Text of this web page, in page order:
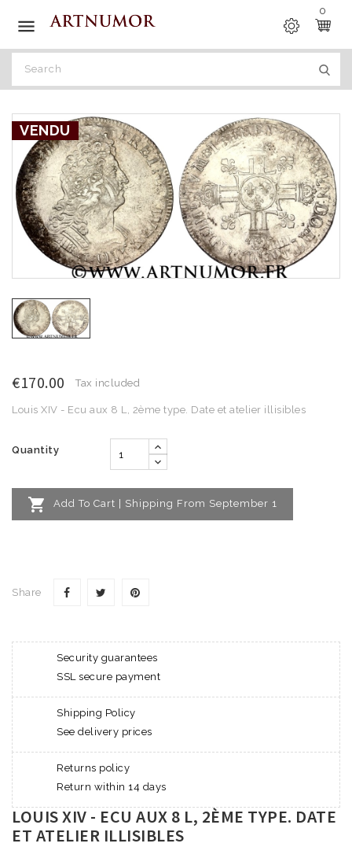

0
VENDU
€170.00 Tax included
Louis XIV - Ecu aux 8 L, 2ème type. Date et atelier illisibles
Quantity
 Add To Cart | Shipping From September 1
Share
Security guarantees
SSL secure payment
Shipping Policy
See delivery prices
Returns policy
Return within 14 days
LOUIS XIV - ECU AUX 8 L, 2ÈME TYPE. DATE
ET ATELIER ILLISIBLES